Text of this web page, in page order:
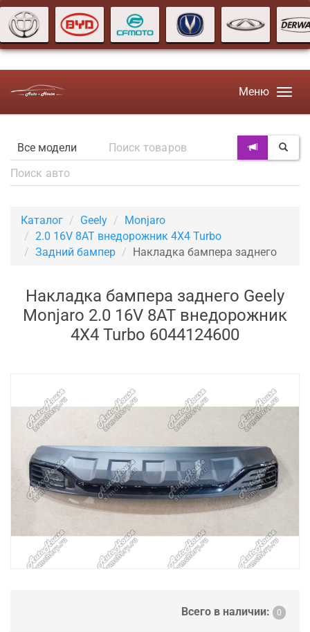
Меню
Каталог Geely
Monjaro
2.0 16V 8AT внедорожник 4X4 Turbo
Задний бампер
Накладка бампера заднего
Накладка бампера заднего Geely
Monjaro 2.0 16V 8AT внедорожник
4X4 Turbo 6044124600
Всего в наличии: 0